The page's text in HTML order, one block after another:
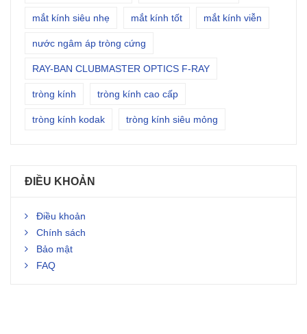
mắt kính siêu nhẹ mắt kính tốt mắt kính viễn
nước ngâm áp tròng cứng
RAY-BAN CLUBMASTER OPTICS F-RAY
tròng kính tròng kính cao cấp
tròng kính kodak tròng kính siêu mỏng
ĐIỀU KHOẢN
Điều khoản
Chính sách
Bảo mật
FAQ